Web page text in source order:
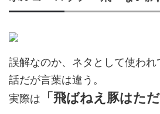
誤解なのか、ネタとして使わ
話だが言葉は違う。
実際は
「飛ばねえ豚はた